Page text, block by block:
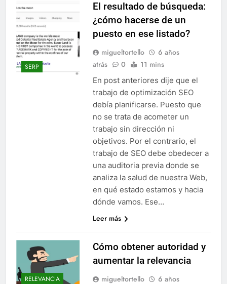
SERP
El resultado de búsqueda:
¿cómo hacerse de un
puesto en ese listado?
migueltortello
6 años
atrás
0 11 mins
En post anteriores dije que el
trabajo de optimización SEO
debía planificarse. Puesto que
no se trata de acometer un
trabajo sin dirección ni
objetivos. Por el contrario, el
trabajo de SEO debe obedecer a
una auditoria previa donde se
analiza la salud de nuestra Web,
en qué estado estamos y hacia
dónde vamos. Ese…
Leer más
RELEVANCIA
Cómo obtener autoridad y
aumentar la relevancia
migueltortello
6 años